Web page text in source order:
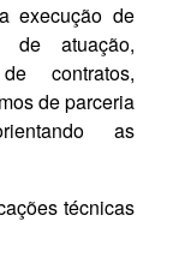
execução de
atuação,
contratos,
de parceria
as
técnicas